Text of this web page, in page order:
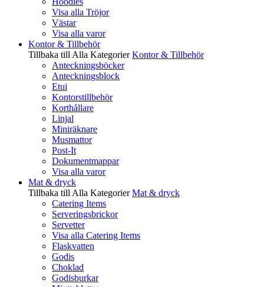
Visa alla Tröjor
Västar
Visa alla varor
Kontor & Tillbehör
Tillbaka till Alla Kategorier Kontor & Tillbehör
Anteckningsböcker
Anteckningsblock
Etui
Kontorstillbehör
Korthållare
Linjal
Miniräknare
Musmattor
Post-It
Dokumentmappar
Visa alla varor
Mat & dryck
Tillbaka till Alla Kategorier Mat & dryck
Catering Items
Serveringsbrickor
Servetter
Visa alla Catering Items
Flaskvatten
Godis
Choklad
Godisburkar